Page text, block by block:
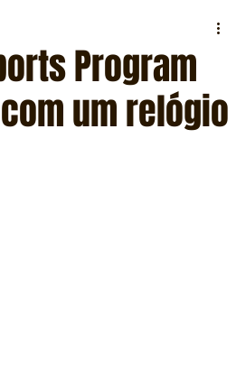
Program
um relógio